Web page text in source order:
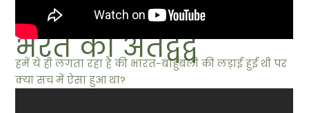
भरत का अंतर्द्वंद्व
हमें ये ही लगता रहा है की भारत-बाहुबली की लड़ाई हुई थी पर
क्या सच में ऐसा हुआ था?